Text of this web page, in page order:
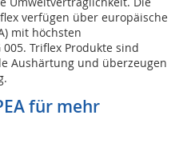
verfügen über europäische
mit höchsten
Triflex Produkte sind
Aushärtung und überzeugen
für mehr